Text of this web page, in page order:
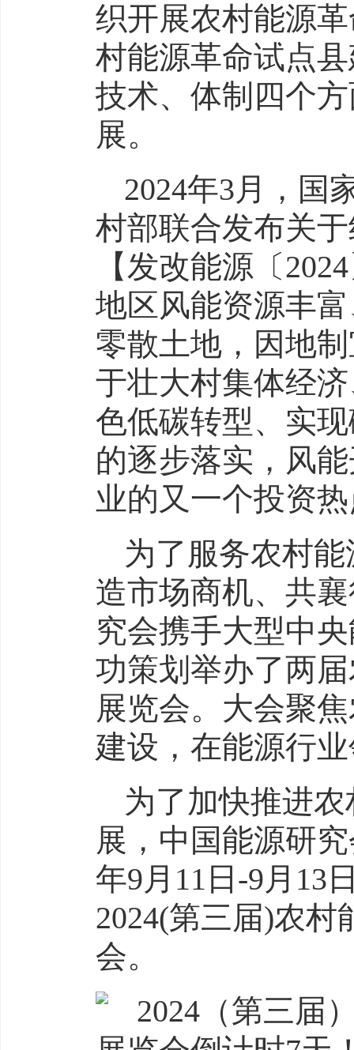
织开展农村能源
村能源革命试点
技术、体制四个
展。
2024年3月，国
村部联合发布关
【发改能源〔
地区风能资源丰
零散土地，因地
于壮大村集体经
色低碳转型、实
的逐步落实，风
业的又一个投资
为了服务农村
造市场商机、共
究会携手大型中央
功策划举办了两
展览会。大会聚
建设，在能源行
为了加快推进
展，中国能源研
年9月11日-9月13
2024(第三届)农
会。